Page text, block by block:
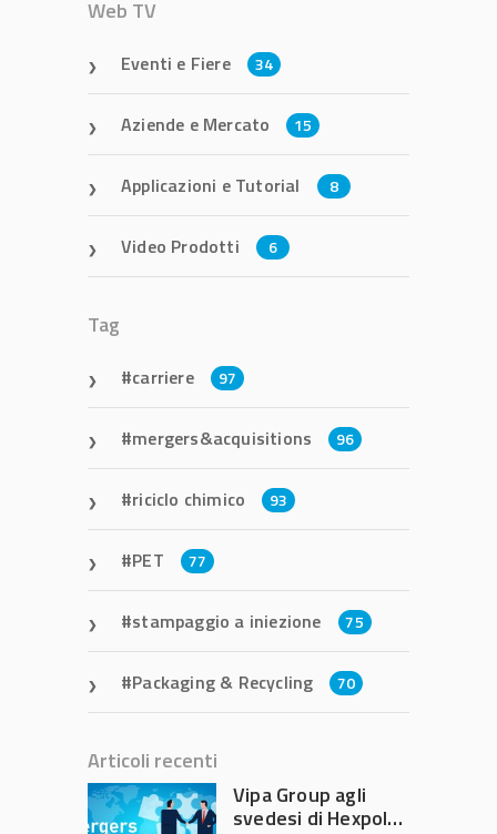
Web TV
Eventi e Fiere 34
Aziende e Mercato 15
Applicazioni e Tutorial 8
Video Prodotti 6
Tag
carriere 97
mergers&acquisitions 96
riciclo chimico 93
PET 77
stampaggio a iniezione 75
Packaging & Recycling 70
Articoli recenti
Vipa Group agli
svedesi di Hexpol